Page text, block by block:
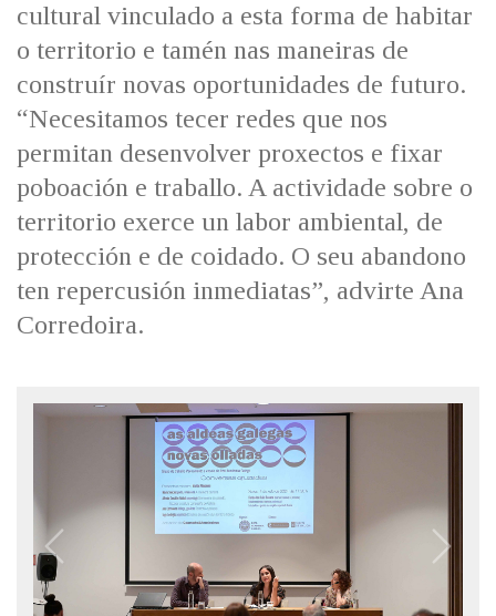
cultural vinculado a esta forma de habitar
o territorio e tamén nas maneiras de
construír novas oportunidades de futuro.
“Necesitamos tecer redes que nos
permitan desenvolver proxectos e fixar
poboación e traballo. A actividade sobre o
territorio exerce un labor ambiental, de
protección e de coidado. O seu abandono
ten repercusión inmediatas”, advirte Ana
Corredoira.